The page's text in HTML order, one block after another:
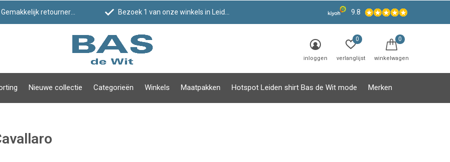
Nieuwe collectie Categorieën Winkels Maatpakken Hotspot Leiden shirt Bas de Wit mode Merken
inloggen verlanglijst
0
winkelwagen
0
Gemakkelijk retourneren Bezoek 1 van onze winkels in Leiden! 9.8